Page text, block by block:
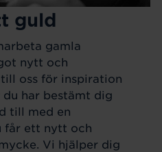
guld
gamla
nytt och
oss för inspiration
har bestämt dig
till med en
får ett nytt och
Vi hjälper dig